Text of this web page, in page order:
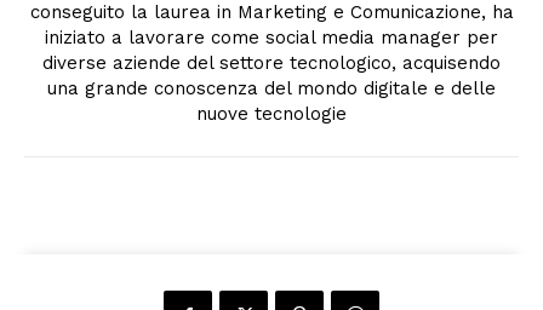
conseguito la laurea in Marketing e Comunicazione, ha
iniziato a lavorare come social media manager per
diverse aziende del settore tecnologico, acquisendo
una grande conoscenza del mondo digitale e delle
nuove tecnologie